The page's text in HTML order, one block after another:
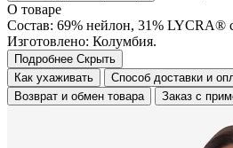
О товаре
Состав: 69% нейлон, 31% LYCRA®
Изготовлено: Колумбия.
Подробнее Скрыть
Как ухаживать
Способ доставки и
Возврат и обмен товара
Заказ с